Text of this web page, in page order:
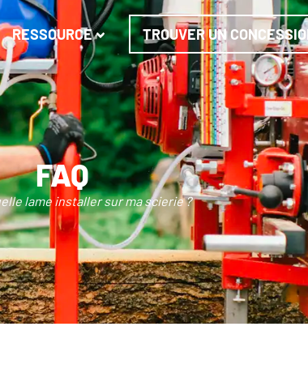
RESSOURCE TROUVER UN
FAQ
lame installer sur ma scierie ?